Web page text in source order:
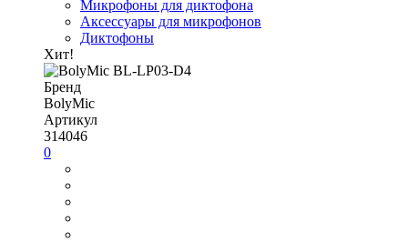
Микрофоны для диктофона
Аксессуары для микрофонов
Диктофоны
Хит!
Бренд
BolyMic
Артикул
314046
0